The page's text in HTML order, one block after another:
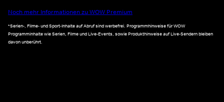
Noch mehr Informationen zu WOW Premium
*Serien-, Filme- und Sport-Inhalte auf Abruf sind werbefrei. Programmhinweise für WOW
Programminhalte wie Serien, Filme und Live-Events, sowie Produkthinweise auf Live-Sendern bleiben
davon unberührt.